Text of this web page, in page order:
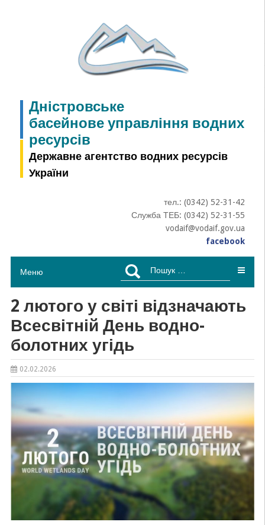
Дністровське
басейнове управління водних
ресурсів
Державне агентство водних ресурсів
України
тел.: (0342) 52-31-42
Служба ТЕБ: (0342) 52-31-55
vodaif@vodaif.gov.ua
facebook
Меню
Пошук:
2 лютого у світі відзначають
Всесвітній День водно-
болотних угідь
02.02.2026